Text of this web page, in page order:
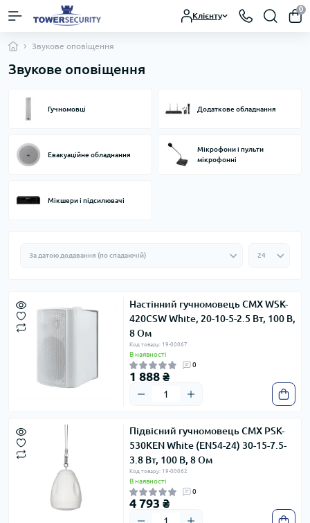
Клієнту
0
Звукове оповіщення
Звукове оповіщення
Гучномовці Додаткове обладнання
Евакуаційне обладнання
Мікрофони і пульти
мікрофонні
Мікшери і підсилювачі
Настінний гучномовець CMX WSK-
420CSW White, 20-10-5-2.5 Вт, 100 В,
8 Ом
Код товару: 19-00067
В наявності
0
1 888 ₴
Підвісний гучномовець CMX PSK-
530KEN White (EN54-24) 30-15-7.5-
3.8 Вт, 100 В, 8 Ом
Код товару: 19-00062
В наявності
0
4 793 ₴